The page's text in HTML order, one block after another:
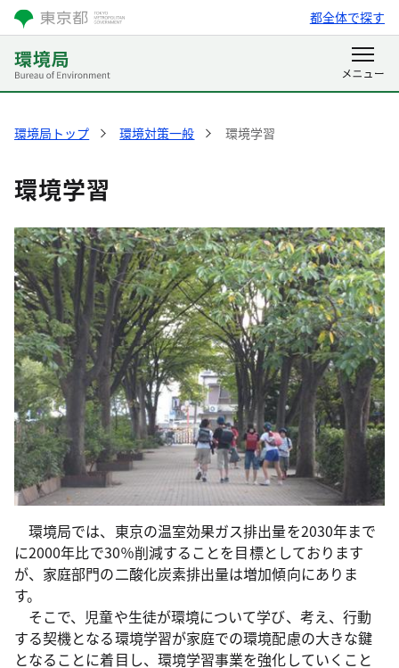
都全体で探す
環境局トップ 環境対策一般 環境学習
環境学習
環境局では、東京の温室効果ガス排出量を2030年まで
に2000年比で30％削減することを目標としております
が、家庭部門の二酸化炭素排出量は増加傾向にありま
す。
そこで、児童や生徒が環境について学び、考え、行動
する契機となる環境学習が家庭での環境配慮の大きな鍵
となることに着目し、環境学習事業を強化していくこと